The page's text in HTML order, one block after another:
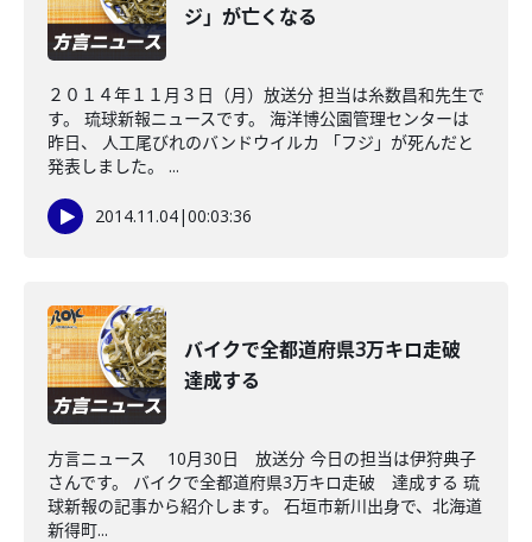
ジ」が亡くなる
２０１４年１１月３日（月）放送分 担当は糸数昌和先生で
す。 琉球新報ニュースです。 海洋博公園管理センターは
昨日、 人工尾びれのバンドウイルカ 「フジ」が死んだと
発表しました。 ...
2014.11.04|00:03:36
バイクで全都道府県3万キロ走破
達成する
方言ニュース 10月30日 放送分 今日の担当は伊狩典子
さんです。 バイクで全都道府県3万キロ走破 達成する 琉
球新報の記事から紹介します。 石垣市新川出身で、北海道
新得町...